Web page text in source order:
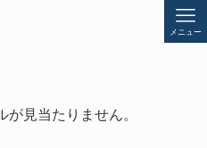
メニュー
見当たりません。